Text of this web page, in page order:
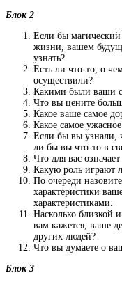
Блок 2
Если бы магический
жизни, вашем
узнать?
Есть ли что-то, о
осуществили?
Какими были ваши
Что вы цените
Какое ваше самое
Какое самое
Если бы вы узнали,
ли бы вы что-то в
Что для вас
Какую роль играют
По очереди
характеристики
характеристиками.
Насколько близкой
вам кажется, ваше
других людей?
Что вы думаете о
Блок 3